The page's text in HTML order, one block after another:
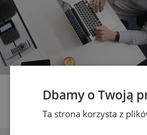
Dbamy o Twoją
Ta strona korzysta z